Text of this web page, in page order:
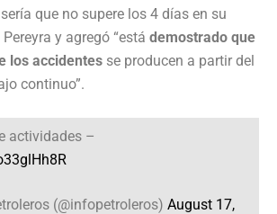
que no supere los 4 días en su
y agregó “está demostrado que
los accidentes se producen a partir del
continuo”.
actividades –
(@infopetroleros) August 17,